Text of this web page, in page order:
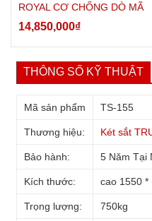
ROYAL CƠ CHỐNG DÒ MÃ
14,850,000₫
THÔNG SỐ KỸ THUẬT
Mã sản phẩm TS-155
Thương hiệu: Két sắt
Bảo hành: 5 Năm Tại
Kích thước: cao 1550 *
Trọng lượng: 750kg